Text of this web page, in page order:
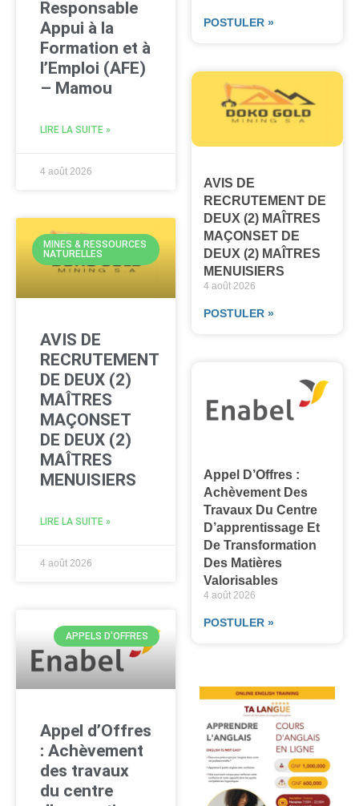
Responsable
Appui à la
Formation et à
l’Emploi (AFE)
– Mamou
LIRE LA SUITE »
4 août 2026
MINES & RESSOURCES
NATURELLES
AVIS DE
RECRUTEMENT
DE DEUX (2)
MAÎTRES
MAÇONSET
DE DEUX (2)
MAÎTRES
MENUISIERS
LIRE LA SUITE »
4 août 2026
APPELS D'OFFRES
Appel d’Offres
: Achèvement
des travaux
du centre
POSTULER »
AVIS DE
RECRUTEMENT DE
DEUX (2) MAÎTRES
MAÇONSET DE
DEUX (2) MAÎTRES
MENUISIERS
4 août 2026
POSTULER »
Appel D’Offres :
Achèvement Des
Travaux Du Centre
D’apprentissage Et
De Transformation
Des Matières
Valorisables
4 août 2026
POSTULER »